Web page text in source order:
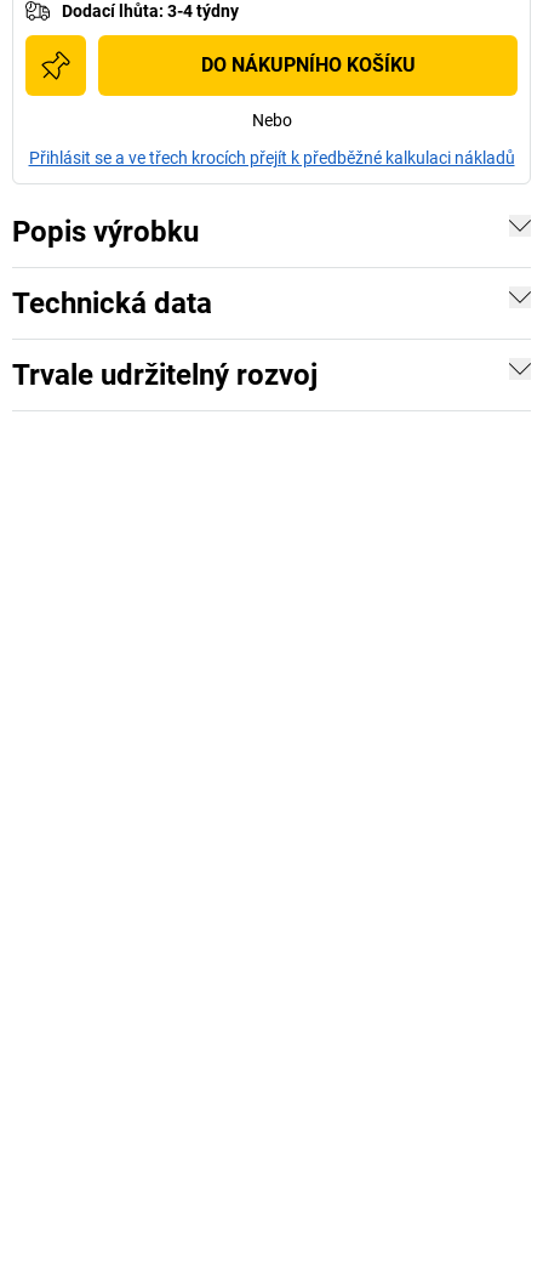
Dodací lhůta: 3-4 týdny
DO NÁKUPNÍHO KOŠÍKU
Nebo
Přihlásit se a ve třech krocích přejít k předběžné kalkulaci nákladů
Popis výrobku
Technická data
Trvale udržitelný rozvoj